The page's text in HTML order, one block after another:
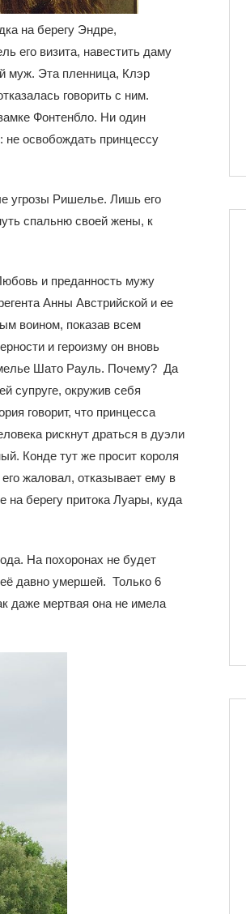
на берегу Эндре,
его визита, навестить даму
муж. Эта пленница, Клэр
говорить с ним.
Фонтенбло. Ни один
не освобождать принцессу
угрозы Ришелье. Лишь его
спальню своей жены, к
и преданность мужу
Анны Австрийской и ее
воином, показав всем
и героизму он вновь
Шато Рауль. Почему? Да
супруге, окружив себя
говорит, что принцесса
рискнут драться в дуэли
Конде тут же просит короля
жаловал, отказывает ему в
на берегу притока Луары, куда
На похоронах не будет
её давно умершей. Только 6
даже мертвая она не имела